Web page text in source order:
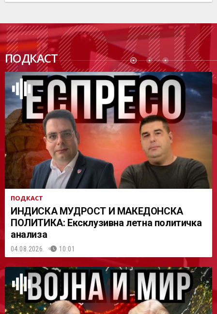
ПОДКАСТ
ПОДК
АСТ
ПОДКАСТ
ИНДИСКА МУДРОСТ И МАКЕДОНСКА
ПОЛИТИКА: Ексклузивна летна политичка
анализа
04.08.2026. 10:01